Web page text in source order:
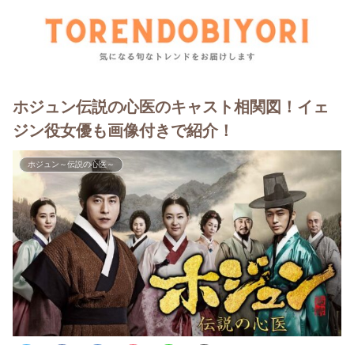
ホジュン伝説の心医のキャスト相関図！イェ
ジン役女優も画像付きで紹介！
ホジュン～伝説の心医～